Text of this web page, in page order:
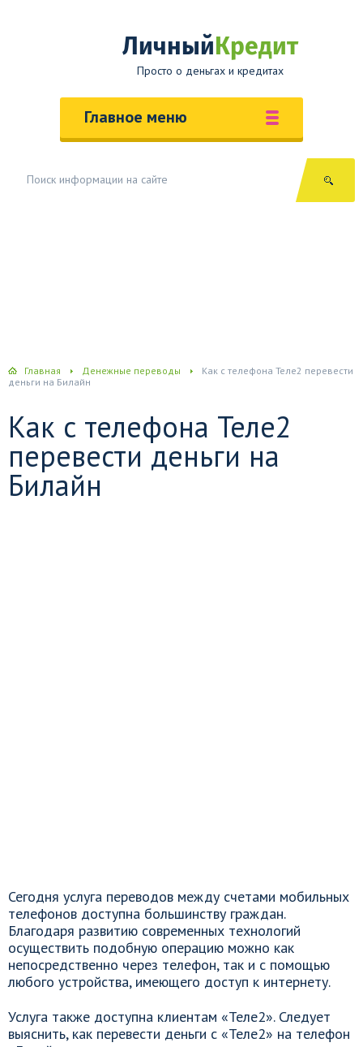
Личный Кредит
Просто о деньгах и кредитах
Главное меню
Главная Денежные переводы
Как с телефона Теле2 перевести
деньги на Билайн
Как с телефона Теле2
перевести деньги на
Билайн
Сегодня услуга переводов между счетами мобильных
телефонов доступна большинству граждан.
Благодаря развитию современных технологий
осуществить подобную операцию можно как
непосредственно через телефон, так и с помощью
любого устройства, имеющего доступ к интернету.
Услуга также доступна клиентам «Теле2». Следует
выяснить, как перевести деньги с «Теле2» на телефон